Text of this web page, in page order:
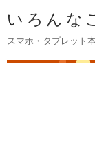
いろんな
スマホ・タブレット